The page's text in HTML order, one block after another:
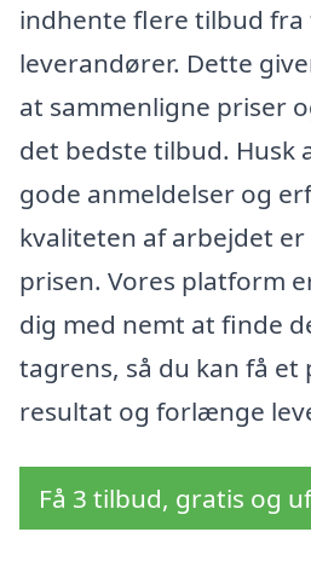
indhente flere tilbud fra
leverandører. Dette
at sammenligne priser
det bedste tilbud. Husk
gode anmeldelser og
kvaliteten af arbejdet
prisen. Vores platform
dig med nemt at finde
tagrens, så du kan få et
resultat og forlænge
Få 3 tilbud, gratis og